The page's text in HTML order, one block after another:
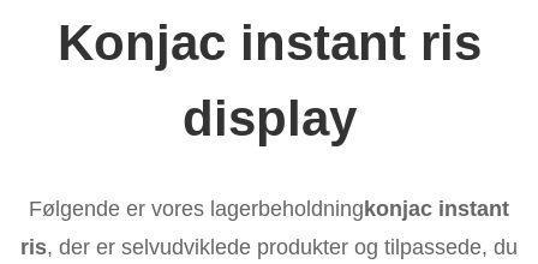
Konjac instant ris
display
Følgende er vores lagerbeholdningkonjac instant
ris, der er selvudviklede produkter og tilpassede, du